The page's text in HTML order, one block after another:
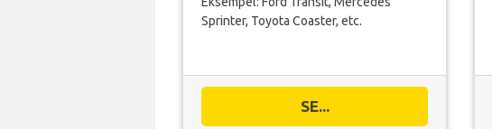
Sprinter, Toyota Coaster, etc.
SE...